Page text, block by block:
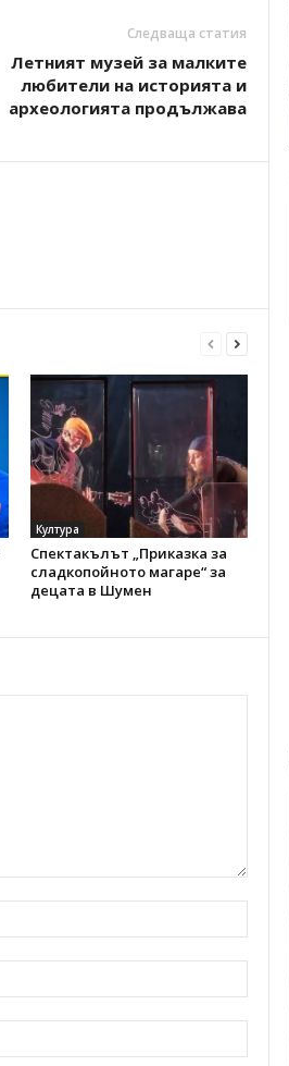
Следваща статия
Летният музей за малките
любители на историята и
археологията продължава
Култура
Спектакълът „Приказка за
сладкопойното магаре“ за
децата в Шумен